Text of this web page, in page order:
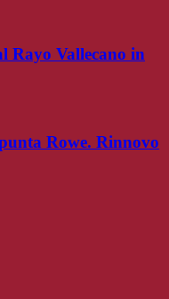
Rayo Vallecano in
Rowe. Rinnovo